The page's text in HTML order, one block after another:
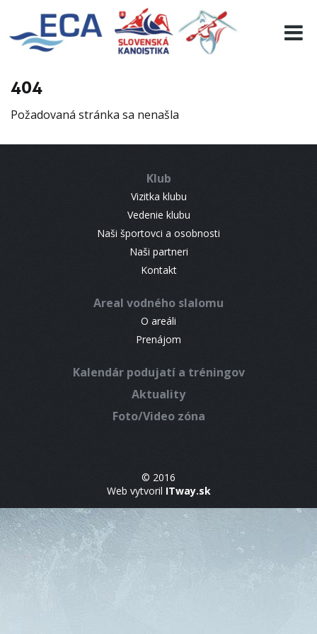
404
Požadovaná stránka sa nenašla
Klub
Vizitka klubu
Vedenie klubu
Naši športovci a osobnosti
Naši partneri
Kontakt
Areal vodného slalomu
O areáli
Prenájom
Kalendár podujatí a tréningov
Aktuality
Foto/Video zóna
© 2016
Web vytvoril ITway.sk
EURO 19
INFO
RESULTS
CONTACT